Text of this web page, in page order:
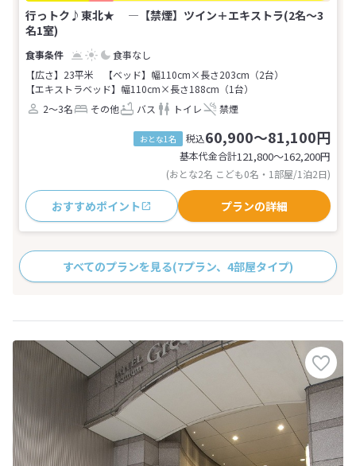
行っトク♪東北★ ―【禁煙】ツイン＋エキストラ(2名～3
名1室)
食事なし
【広さ】23平米
【ベッド】幅110cm×長さ203cm（2台）
【エキストラベッド】幅110cm×長さ188cm（1台）
2～3名
その他 バス トイレ 禁煙
おとな1名 税込60,900～81,100円
基本代金合計121,800〜162,200円
(おとな2名 こども0名・1部屋/1泊2日)
おすすめポイント プランの詳細
すべてのプランを見る(7プラン、4部屋タイプ)